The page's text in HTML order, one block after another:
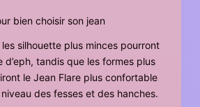
bien choisir son jean
silhouette plus minces pourront
tandis que les formes plus
le Jean Flare plus confortable
des fesses et des hanches.